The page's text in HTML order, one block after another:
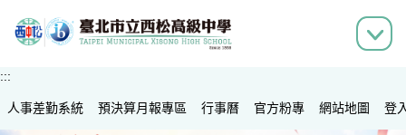
到
容
:::
人事差勤系統 預決算月報專區 行事曆 官方粉專 網站地圖 登